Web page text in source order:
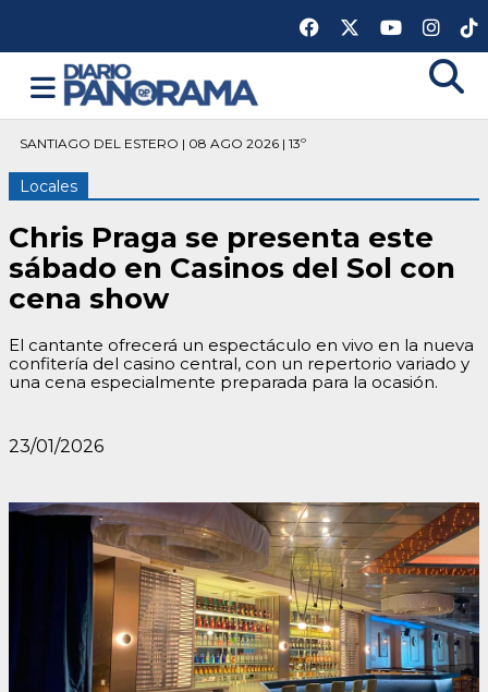
SANTIAGO DEL ESTERO | 08 AGO 2026 | 13º
Locales
Chris Praga se presenta este
sábado en Casinos del Sol con
cena show
El cantante ofrecerá un espectáculo en vivo en la nueva
confitería del casino central, con un repertorio variado y
una cena especialmente preparada para la ocasión.
23/01/2026